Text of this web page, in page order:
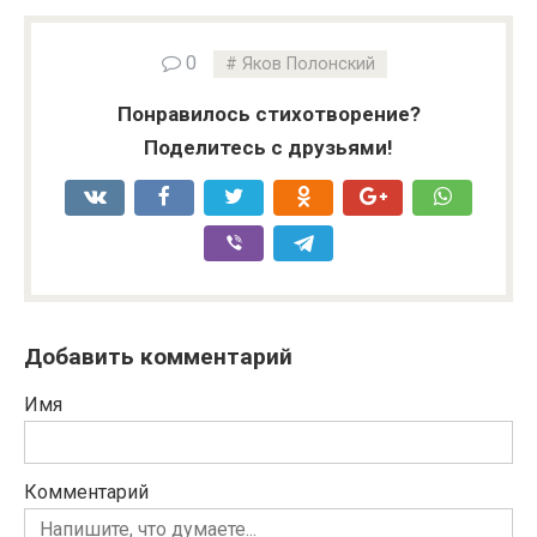
0 Яков Полонский
Понравилось стихотворение?
Поделитесь с друзьями!
Добавить комментарий
Имя
Комментарий